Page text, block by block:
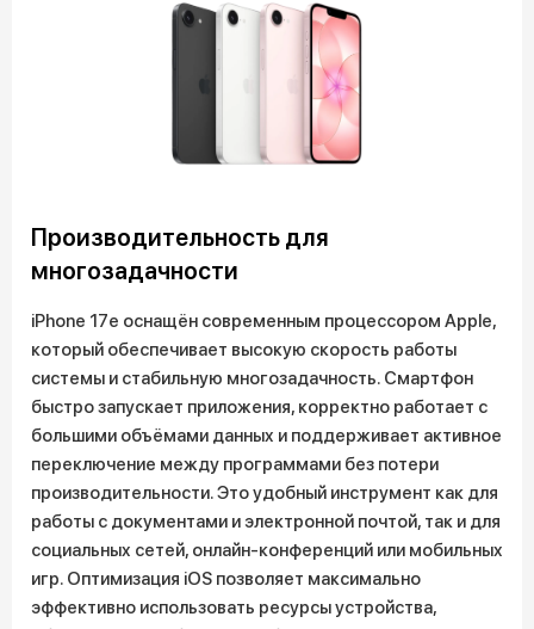
Производительность для
многозадачности
iPhone 17e оснащён современным процессором Apple,
который обеспечивает высокую скорость работы
системы и стабильную многозадачность. Смартфон
быстро запускает приложения, корректно работает с
большими объёмами данных и поддерживает активное
переключение между программами без потери
производительности. Это удобный инструмент как для
работы с документами и электронной почтой, так и для
социальных сетей, онлайн-конференций или мобильных
игр. Оптимизация iOS позволяет максимально
эффективно использовать ресурсы устройства,